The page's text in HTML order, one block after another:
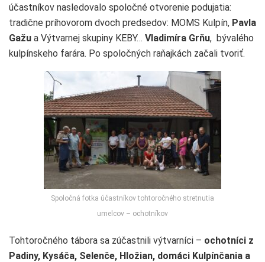
účastníkov nasledovalo spoločné otvorenie podujatia:
tradične príhovorom dvoch predsedov: MOMS Kulpín, Pavla
Gažu a Výtvarnej skupiny KEBY… Vladimíra Grňu, bývalého
kulpínskeho farára. Po spoločných raňajkách začali tvoriť.
Spoločná fotka účastníkov tohtoročného stretnutia
umelcov – ochotníkov
Tohtoročného tábora sa zúčastnili výtvarníci – ochotníci z
Padiny, Kysáča, Selenče, Hložian, domáci Kulpínčania a